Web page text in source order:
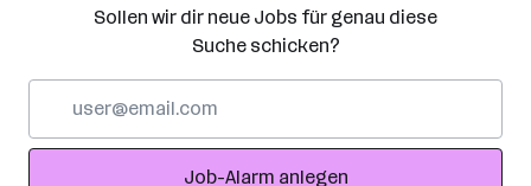
Sollen wir dir neue Jobs für genau diese
Suche schicken?
Adresse
Job-Alarm anlegen